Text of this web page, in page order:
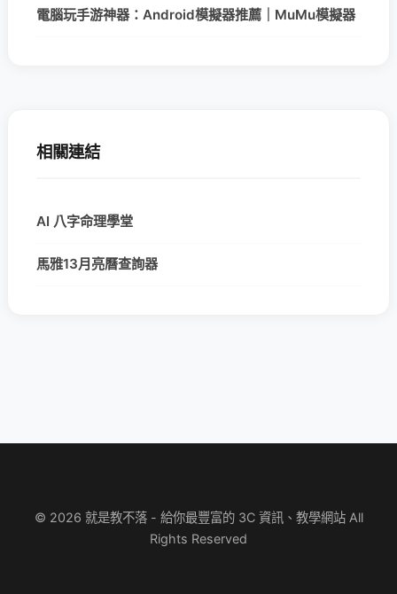
電腦玩手游神器：Android模擬器推薦｜MuMu模擬器
相關連結
AI 八字命理學堂
馬雅13月亮曆查詢器
© 2026 就是教不落 - 給你最豐富的 3C 資訊、教學網站 All
Rights Reserved